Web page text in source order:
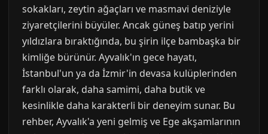
sokakları, zeytin ağaçları ve masmavi deniziyle
ziyaretçilerini büyüler. Ancak güneş batıp yerini
yıldızlara bıraktığında, bu şirin ilçe bambaşka bir
kimliğe bürünür. Ayvalık'ın gece hayatı,
İstanbul'un ya da İzmir'in devasa kulüplerinden
farklı olarak, daha samimi, daha butik ve
kesinlikle daha karakterli bir deneyim sunar. Bu
rehber, Ayvalık'a yeni gelmiş ve Ege akşamlarının